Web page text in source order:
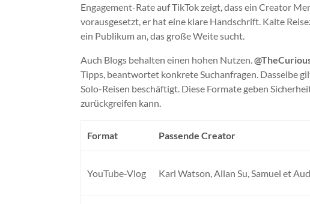
Engagement-Rate auf TikTok zeigt, dass ein Creator
vorausgesetzt, er hat eine klare Handschrift. Kalte
ein Publikum an, das große Weite sucht.
Auch Blogs behalten einen hohen Nutzen.
Tipps, beantwortet konkrete Suchanfragen. Dasselbe
Solo-Reisen beschäftigt. Diese Formate geben
zurückgreifen kann.
Format Passende Creator
YouTube-Vlog Karl Watson, Allan Su, Samuel et